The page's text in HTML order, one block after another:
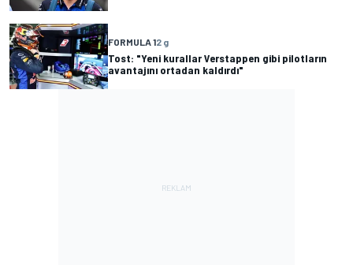
FORMULA 12 g
Tost: "Yeni kurallar Verstappen gibi pilotların
avantajını ortadan kaldırdı"